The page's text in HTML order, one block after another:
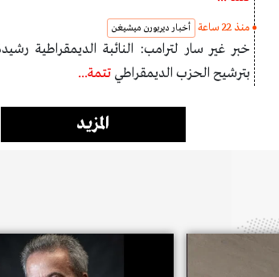
تجربة الرئيس
منذ 22 ساعة أخبار ديربورن ميشيغن
خبر غير سار لترامب: النائبة الديمقراطية
بترشيح الحزب الديمقراطي تتمة...
المزيد